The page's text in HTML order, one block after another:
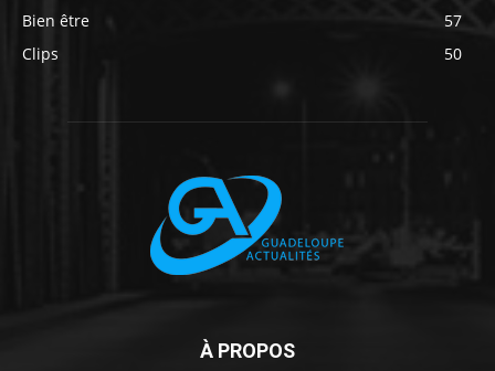
Bien être
57
Clips
50
À PROPOS